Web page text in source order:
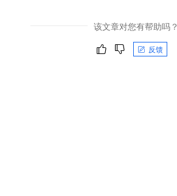
该文章对您有帮助吗？
反馈